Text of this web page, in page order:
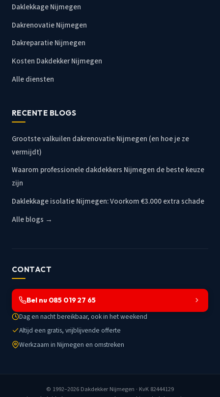
Daklekkage Nijmegen
Dakrenovatie Nijmegen
Dakreparatie Nijmegen
Kosten Dakdekker Nijmegen
Alle diensten
RECENTE BLOGS
Grootste valkuilen dakrenovatie Nijmegen (en hoe je ze
vermijdt)
Waarom professionele dakdekkers Nijmegen de beste keuze
zijn
Daklekkage isolatie Nijmegen: Voorkom €3.000 extra schade
Alle blogs →
CONTACT
Bel nu 085 019 27 65
Dag en nacht bereikbaar, ook in het weekend
Altijd een gratis, vrijblijvende offerte
Werkzaam in Nijmegen en omstreken
© 1992–2026 Dakdekker Nijmegen · KvK 82444129